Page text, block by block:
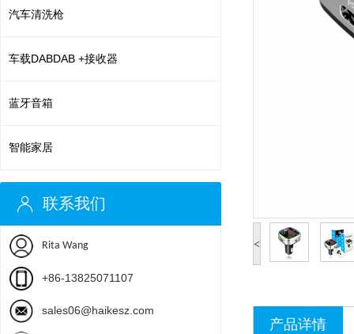
汽车清洗枪
车载DABDAB +接收器
蓝牙音箱
智能家居
联系我们
Rita Wang
+86-13825071107
sales06@haikesz.com
<
产品详情